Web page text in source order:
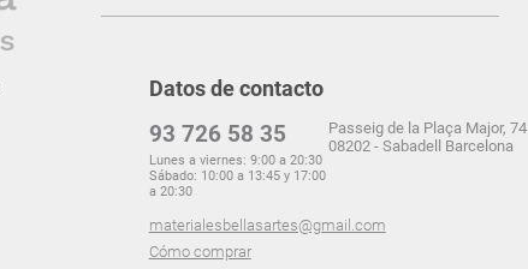
Datos de contacto
93 726 58 35
Lunes a viernes: 9:00 a 20:30
Sábado: 10:00 a 13:45 y 17:00
a 20:30
materialesbellasartes@gmail.com
Cómo comprar
Passeig de la Plaça Major, 74
08202 - Sabadell Barcelona